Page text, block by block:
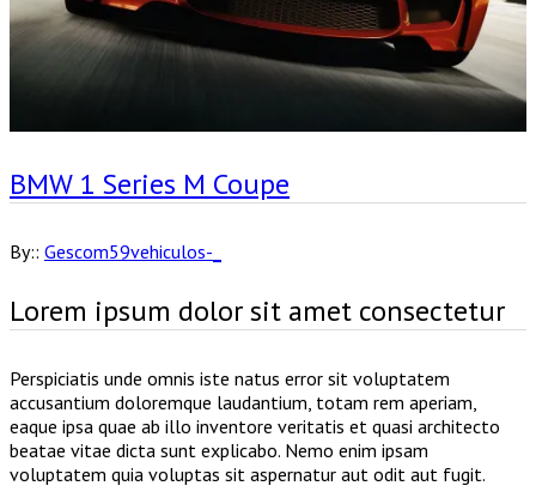
BMW 1 Series M Coupe
By:: Gescom59vehiculos-_
Lorem ipsum dolor sit amet consectetur
Perspiciatis unde omnis iste natus error sit voluptatem
accusantium doloremque laudantium, totam rem aperiam,
eaque ipsa quae ab illo inventore veritatis et quasi architecto
beatae vitae dicta sunt explicabo. Nemo enim ipsam
voluptatem quia voluptas sit aspernatur aut odit aut fugit.